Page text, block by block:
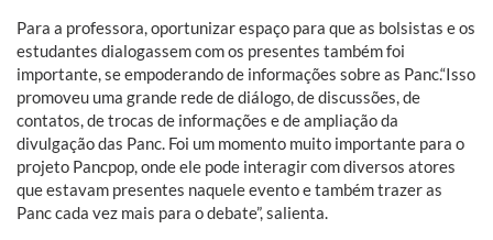
Para a professora, oportunizar espaço para que as bolsistas e os
estudantes dialogassem com os presentes também foi
importante, se empoderando de informações sobre as Panc.“Isso
promoveu uma grande rede de diálogo, de discussões, de
contatos, de trocas de informações e de ampliação da
divulgação das Panc. Foi um momento muito importante para o
projeto Pancpop, onde ele pode interagir com diversos atores
que estavam presentes naquele evento e também trazer as
Panc cada vez mais para o debate”, salienta.